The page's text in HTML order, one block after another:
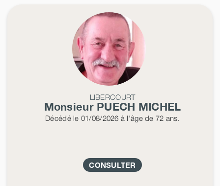
LIBERCOURT
Monsieur PUECH MICHEL
Décédéle 01/08/2026 à l'âge de 72 ans.
CONSULTER